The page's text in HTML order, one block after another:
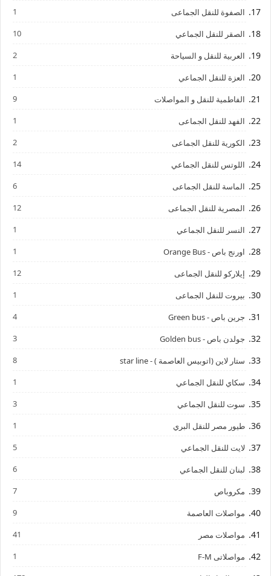
الصفوة للنقل الجماعى 1
الصقر للنقل الجماعي 10
العربية للنقل و السياحة 2
العزة للنقل الجماعي 1
الفاطمية للنقل و المواصلات 9
الفهد للنقل الجماعى 1
الكورية للنقل الجماعى 2
اللوتس للنقل الجماعي 14
الماسة للنقل الجماعى 6
المصرية للنقل الجماعى 12
النسر للنقل الجماعي 1
اورنج باص - Orange Bus 1
إيلاركو للنقل الجماعى 12
بيروت للنقل الجماعى 1
جرين باص - Green bus 4
جولدن باص - Golden bus 3
ستار لاين (اتوبيس العاصمة ) - star line 8
سكاي للنقل الجماعي 1
سوت للنقل الجماعي 3
طيور مصر للنقل البري 1
لايت للنقل الجماعي 5
لبنان للنقل الجماعي 6
مكروباص 7
مواصلات العاصمة 9
مواصلات مصر 41
مواصلاتى F-M 1